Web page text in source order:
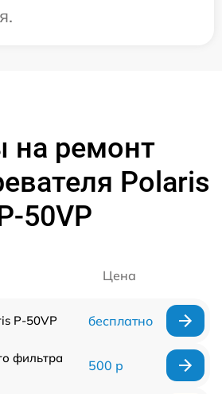
на ремонт
Polaris
50VP
Цена
P-50VP бесплатно
фильтра
500 р